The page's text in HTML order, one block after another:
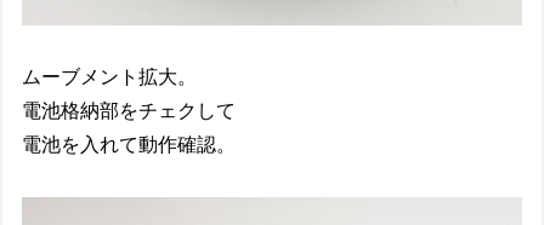
ムーブメント拡大。
電池格納部をチェクして
電池を入れて動作確認。